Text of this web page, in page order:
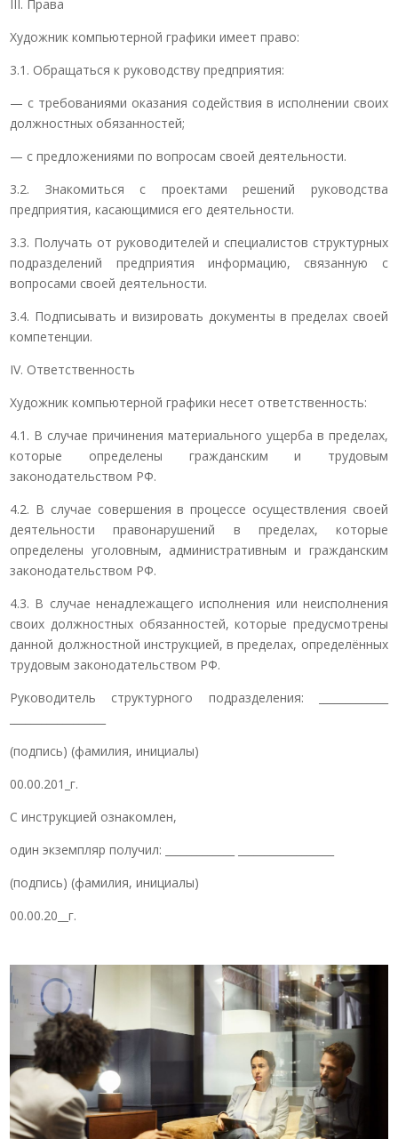
III. Права
Художник компьютерной графики имеет право:
3.1. Обращаться к руководству предприятия:
— с требованиями оказания содействия в исполнении своих
должностных обязанностей;
— с предложениями по вопросам своей деятельности.
3.2. Знакомиться с проектами решений руководства
предприятия, касающимися его деятельности.
3.3. Получать от руководителей и специалистов структурных
подразделений предприятия информацию, связанную с
вопросами своей деятельности.
3.4. Подписывать и визировать документы в пределах своей
компетенции.
IV. Ответственность
Художник компьютерной графики несет ответственность:
4.1. В случае причинения материального ущерба в пределах,
которые определены гражданским и трудовым
законодательством РФ.
4.2. В случае совершения в процессе осуществления своей
деятельности правонарушений в пределах, которые
определены уголовным, административным и гражданским
законодательством РФ.
4.3. В случае ненадлежащего исполнения или неисполнения
своих должностных обязанностей, которые предусмотрены
данной должностной инструкцией, в пределах, определённых
трудовым законодательством РФ.
Руководитель структурного подразделения: _____________
(подпись) (фамилия, инициалы)
00.00.201_г.
С инструкцией ознакомлен,
один экземпляр получил: _____________ __________________
(подпись) (фамилия, инициалы)
00.00.20__г.